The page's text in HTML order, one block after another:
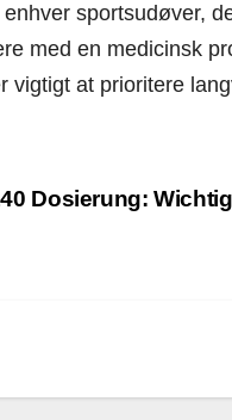
sportsudøver,
med en medicinsk
vigtigt at prioritere
Dosierung: